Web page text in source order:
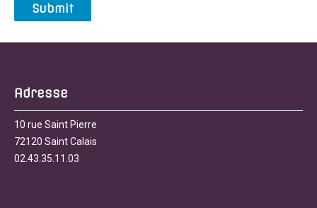
Adresse
10 rue Saint Pierre
72120 Saint Calais
02.43.35.11.03